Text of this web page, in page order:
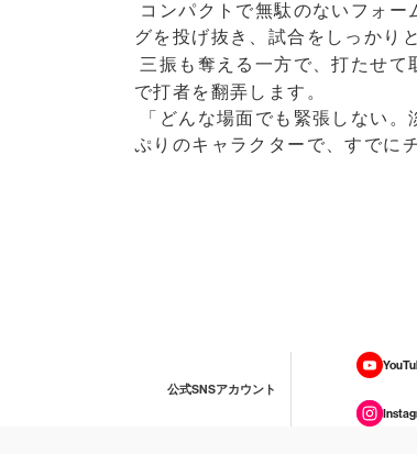
コンパクトで無駄のないフォ
グを投げ抜き、試合をしっかり
三振も奪える一方で、打たせ
で打者を翻弄します。
「どんな場面でも緊張しない
ぷりのキャラクターで、すでに
公式SNSアカウント